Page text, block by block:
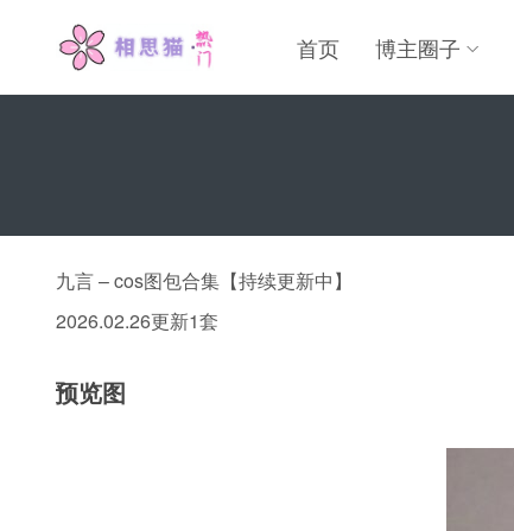
首页 博主圈子
九言 – cos图包合集【持续更新中】
2026.02.26更新1套
预览图